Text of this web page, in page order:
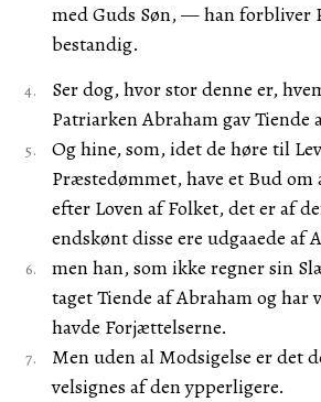
med Guds Søn, — han forbliver
bestandig.
Ser dog, hvor stor denne er,
Patriarken Abraham gav Tiende
Og hine, som, idet de høre til
Præstedømmet, have et Bud om
efter Loven af Folket, det er af
endskønt disse ere udgaaede af
men han, som ikke regner sin
taget Tiende af Abraham og har
havde Forjættelserne.
Men uden al Modsigelse er det
velsignes af den ypperligere.